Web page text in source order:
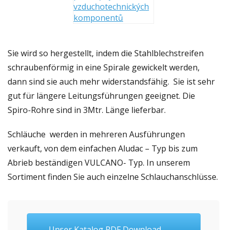
Sie wird so hergestellt, indem die Stahlblechstreifen
schraubenförmig in eine Spirale gewickelt werden,
dann sind sie auch mehr widerstandsfähig. Sie ist sehr
gut für längere Leitungsführungen geeignet. Die
Spiro-Rohre sind in 3Mtr. Länge lieferbar.
Schläuche werden in mehreren Ausführungen
verkauft, von dem einfachen Aludac – Typ bis zum
Abrieb beständigen VULCANO- Typ. In unserem
Sortiment finden Sie auch einzelne Schlauchanschlüsse.